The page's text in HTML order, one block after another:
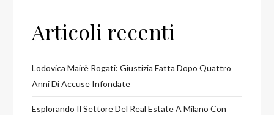
Articoli recenti
Lodovica Mairè Rogati: Giustizia Fatta Dopo Quattro
Anni Di Accuse Infondate
Esplorando Il Settore Del Real Estate A Milano Con